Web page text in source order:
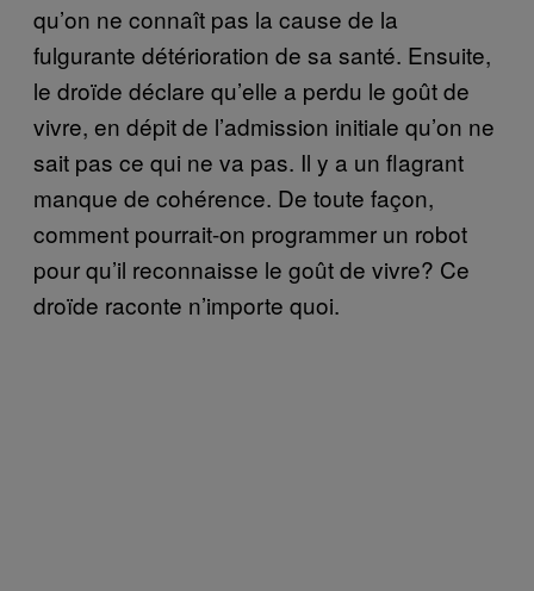
qu’on ne connaît pas la cause de la
fulgurante détérioration de sa santé. Ensuite,
le droïde déclare qu’elle a perdu le goût de
vivre, en dépit de l’admission initiale qu’on ne
sait pas ce qui ne va pas. Il y a un flagrant
manque de cohérence. De toute façon,
comment pourrait-on programmer un robot
pour qu’il reconnaisse le goût de vivre? Ce
droïde raconte n’importe quoi.